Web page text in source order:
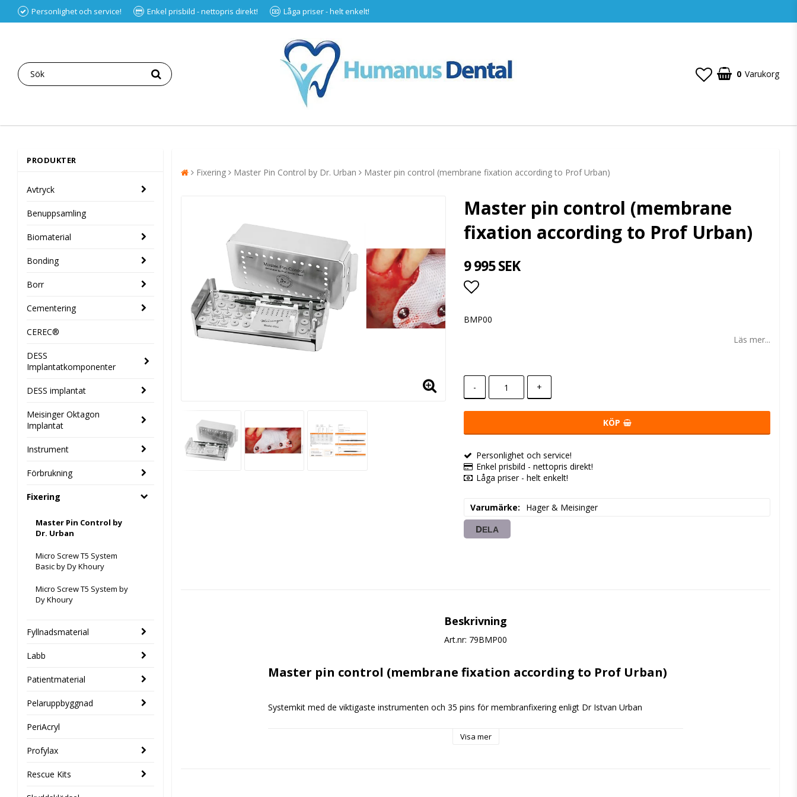
Personlighet och service! Enkel prisbild - nettopris direkt! Låga priser - helt enkelt!
0 Varukorg
PRODUKTER
Avtryck
Benuppsamling
Biomaterial
Bonding
Borr
Cementering
CEREC®
DESS
Implantatkomponenter
DESS implantat
Meisinger Oktagon
Implantat
Instrument
Förbrukning
Fixering
Master Pin Control by
Dr. Urban
Micro Screw T5 System
Basic by Dy Khoury
Micro Screw T5 System by
Dy Khoury
Fyllnadsmaterial
Labb
Patientmaterial
Pelaruppbyggnad
PeriAcryl
Profylax
Rescue Kits
Fixering Master Pin Control by Dr. Urban Master pin control (membrane fixation according to Prof Urban)
Master pin control (membrane
fixation according to Prof Urban)
9 995 SEK
BMP00
Läs mer...
- +
KÖP
Personlighet och service!
Enkel prisbild - nettopris direkt!
Låga priser - helt enkelt!
Varumärke Hager & Meisinger
DELA
Beskrivning
Art.nr: 79BMP00
Master pin control (membrane fixation according to Prof Urban)
Systemkit med de viktigaste instrumenten och 35 pins för membranfixering enligt Dr Istvan Urban
Visa mer